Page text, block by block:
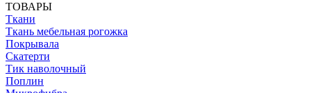
ТОВАРЫ
Ткани
Ткань мебельная рогожка
Покрывала
Скатерти
Тик наволочный
Поплин